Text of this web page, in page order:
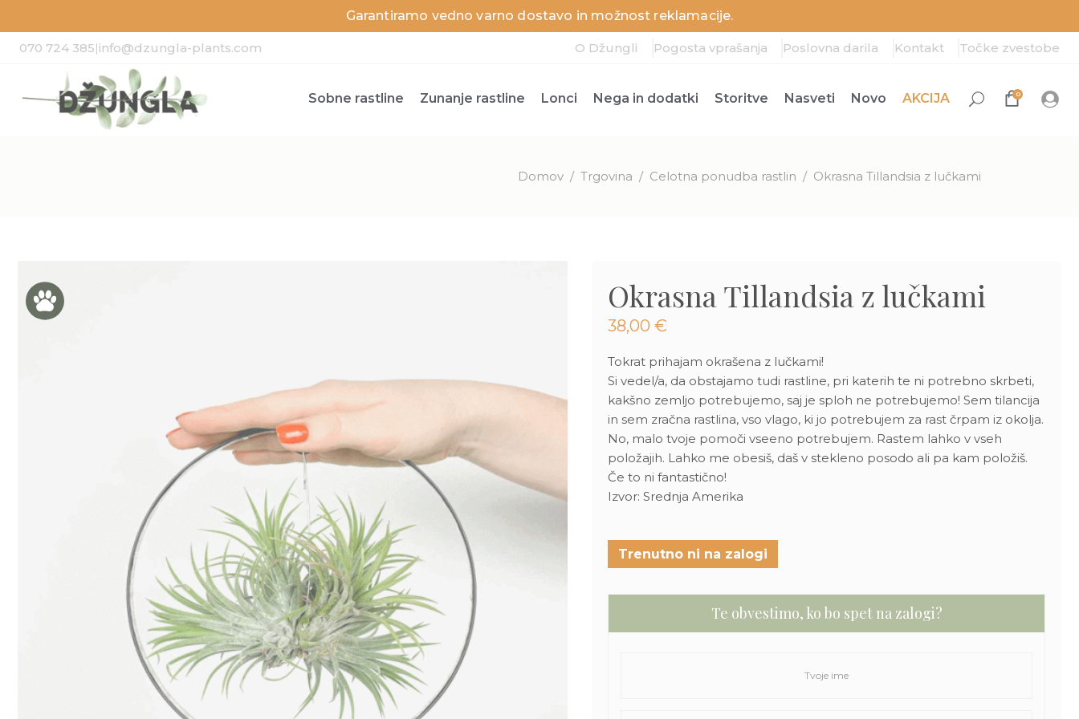
Garantiramo vedno varno dostavo in možnost reklamacije.
070 724 385|info@dzungla-plants.com O Džungli Pogosta vprašanja Poslovna darila Kontakt Točke zvestobe
Sobne rastline Zunanje rastline Lonci Nega in dodatki Storitve Nasveti Novo AKCIJA 0
Domov / Trgovina / Celotna ponudba rastlin / Okrasna Tillandsia z lučkami
Okrasna Tillandsia z lučkami
38,00 €
Tokrat prihajam okrašena z lučkami!
Si vedel/a, da obstajamo tudi rastline, pri katerih te ni potrebno skrbeti,
kakšno zemljo potrebujemo, saj je sploh ne potrebujemo! Sem tilancija
in sem zračna rastlina, vso vlago, ki jo potrebujem za rast črpam iz okolja.
No, malo tvoje pomoči vseeno potrebujem. Rastem lahko v vseh
položajih. Lahko me obesiš, daš v stekleno posodo ali pa kam položiš.
Če to ni fantastično!
Izvor: Srednja Amerika
Trenutno ni na zalogi
Te obvestimo, ko bo spet na zalogi?